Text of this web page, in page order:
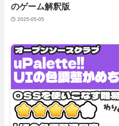
のゲーム解釈版
2025-05-05